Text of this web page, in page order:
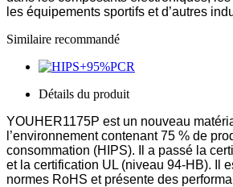
les équipements sportifs et d’autres
Similaire recommandé
Détails du produit
YOUHER1175P est un nouveau
l’environnement contenant 75 % de
consommation (HIPS). Il a passé la
et la certification UL (niveau 94-HB). Il
normes RoHS et présente des